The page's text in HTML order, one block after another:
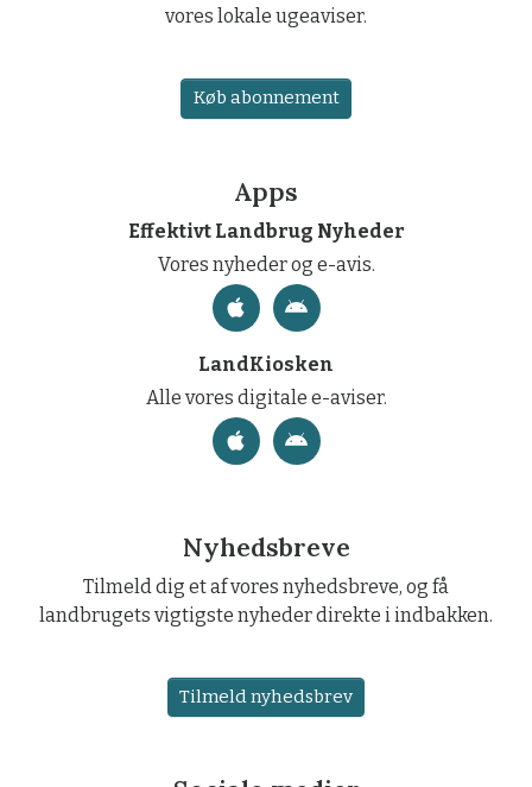
vores lokale ugeaviser.
Køb abonnement
Apps
Effektivt Landbrug Nyheder
Vores nyheder og e-avis.
LandKiosken
Alle vores digitale e-aviser.
Nyhedsbreve
Tilmeld dig et af vores nyhedsbreve, og få
landbrugets vigtigste nyheder direkte i indbakken.
Tilmeld nyhedsbrev